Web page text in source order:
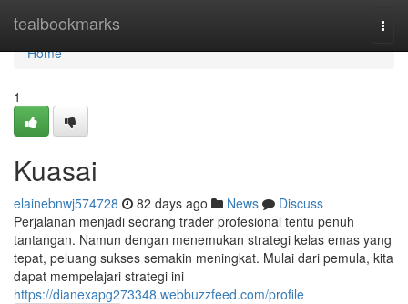
tealbookmarks
Home
Home
1
Kuasai
elainebnwj574728 82 days ago News
Discuss
Perjalanan menjadi seorang trader profesional tentu penuh
tantangan. Namun dengan menemukan strategi kelas emas yang
tepat, peluang sukses semakin meningkat. Mulai dari pemula, kita
dapat mempelajari strategi ini
https://dianexapg273348.webbuzzfeed.com/profile